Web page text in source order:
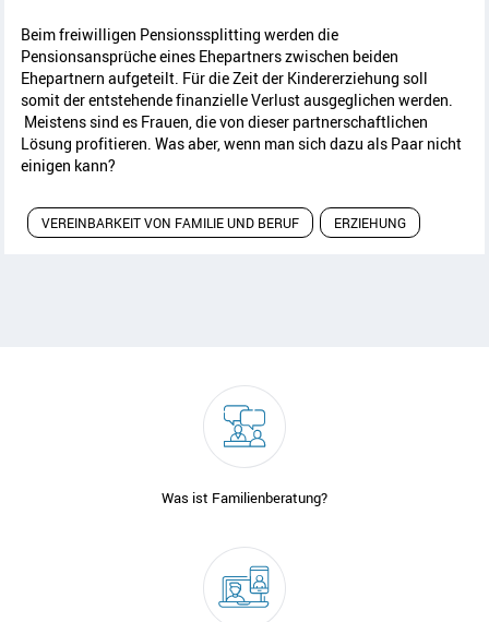
Beim freiwilligen Pensionssplitting werden die
Pensionsansprüche eines Ehepartners zwischen beiden
Ehepartnern aufgeteilt. Für die Zeit der Kindererziehung soll
somit der entstehende finanzielle Verlust ausgeglichen werden.
Meistens sind es Frauen, die von dieser partnerschaftlichen
Lösung profitieren. Was aber, wenn man sich dazu als Paar nicht
einigen kann?
VEREINBARKEIT VON FAMILIE UND BERUF ERZIEHUNG
Was ist Familienberatung?